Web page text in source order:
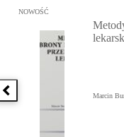
Poprzednia książka
Przejdź do: Metodyka
NOWOŚĆ
Marcin